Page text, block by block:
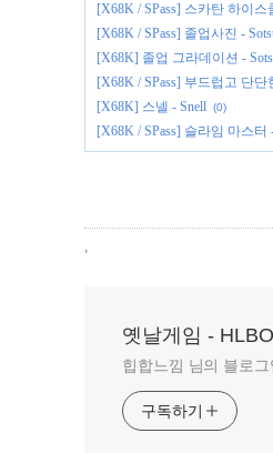
[X68K / SPass] 스카탄 하이스
[X68K / SPass] 졸업사진 -
[X68K] 졸업 그라데이션 -
[X68K / SPass] 부드럽고 단
[X68K] 스넬 - Snell (0)
[X68K / SPass] 슬라임 마스터
,
옛날게임 -
힙합느낌 님의 블로그
구독하기